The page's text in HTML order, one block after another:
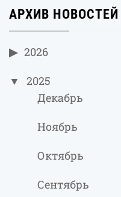
АРХИВ НОВОСТЕЙ
2026
2025
Декабрь
Ноябрь
Октябрь
Сентябрь